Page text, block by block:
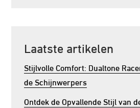
Laatste artikelen
Stijlvolle Comfort: Dualtone
de Schijnwerpers
Ontdek de Opvallende Stijl van